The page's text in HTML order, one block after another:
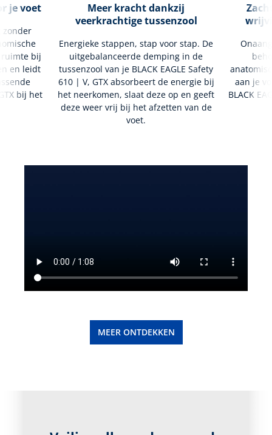
je voet
zonder
ruimte bij
en leidt
bij het
Meer kracht dankzij
veerkrachtige tussenzool
Energieke stappen, stap voor stap. De
uitgebalanceerde demping in de
tussenzool van je BLACK EAGLE Safety
610 | V, GTX absorbeert de energie bij
het neerkomen, slaat deze op en geeft
deze weer vrij bij het afzetten van de
voet.
aan je
BLACK
MEER ONTDEKKEN